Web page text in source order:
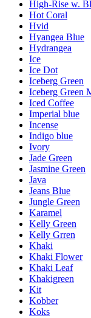
High-Rise w.
Hot Coral
Hvid
Hyangea Blue
Hydrangea
Ice
Ice Dot
Iceberg Green
Iceberg Green
Iced Coffee
Imperial blue
Incense
Indigo blue
Ivory
Jade Green
Jasmine Green
Java
Jeans Blue
Jungle Green
Karamel
Kelly Green
Kelly Grren
Khaki
Khaki Flower
Khaki Leaf
Khakigreen
Kit
Kobber
Koks